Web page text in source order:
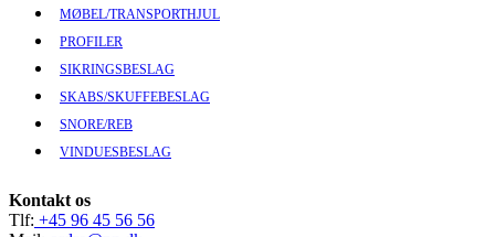
MØBEL/TRANSPORTHJUL
PROFILER
SIKRINGSBESLAG
SKABS/SKUFFEBESLAG
SNORE/REB
VINDUESBESLAG
Kontakt os
Tlf: +45 96 45 56 56